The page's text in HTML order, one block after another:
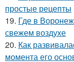
простые рецепты
19. Где в
свежем воздухе
20. Как
момента его